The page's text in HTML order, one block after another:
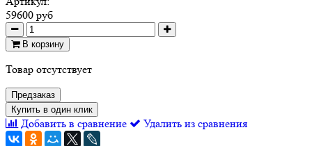
59600 руб
В корзину
Товар отсутствует
Предзаказ
Купить в один клик
Добавить в сравнение Удалить из сравнения